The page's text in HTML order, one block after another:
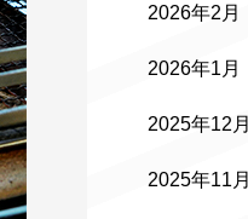
2026年2月
2026年1月
2025年12月
2025年11月